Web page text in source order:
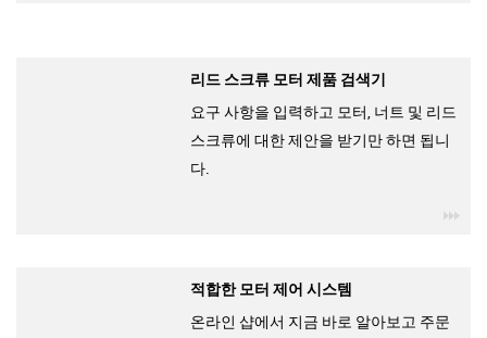
리드 스크류 모터 제품 검색기
요구 사항을 입력하고 모터, 너트 및 리드
스크류에 대한 제안을 받기만 하면 됩니
다.
적합한 모터 제어 시스템
온라인 샵에서 지금 바로 알아보고 주문